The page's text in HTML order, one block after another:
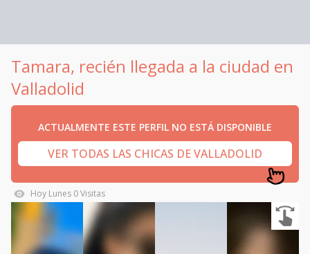
Tamara, recién llegada a la ciudad en
Valladolid
ACTUALMENTE ESTE PERFIL NO ESTÁ DISPONIBLE
VER TODAS LAS CHICAS DE VALLADOLID
Hoy Lunes 0Visitas